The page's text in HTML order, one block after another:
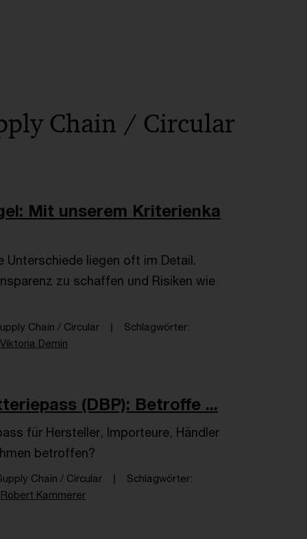
Chain / Circular
Mit unserem Kriterienka
Unterschiede liegen oft im Detail.
zu schaffen und Risiken wie
Chain / Circular
Schlagwörter
Viktoria Demin
(DBP): Betroffe ...
für Hersteller, Importeure, Händler
betroffen?
Chain / Circular
Schlagwörter
Robert Kammerer